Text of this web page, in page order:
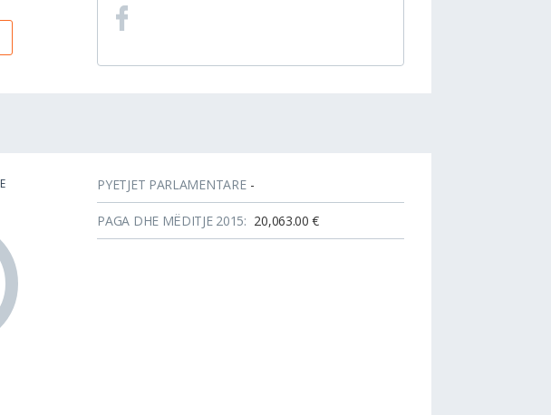
PYETJET PARLAMENTARE -
PAGA DHE MËDITJE 2015: 20,063.00 €